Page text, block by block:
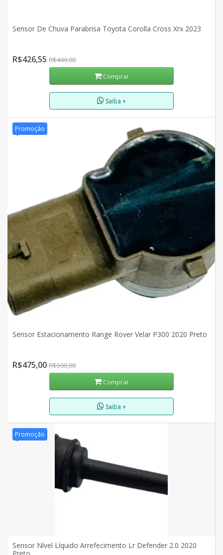
Sensor De Chuva Parabrisa Toyota Corolla Cross Xrx 2023
R$426,55 R$449,00
Comprar
Saiba +
Promoção
Sensor Estacionamento Range Rover Velar P300 2020 Preto
R$475,00 R$500,00
Comprar
Saiba +
Promoção
Sensor Nível Líquido Arrefecimento Lr Defender 2.0 2020